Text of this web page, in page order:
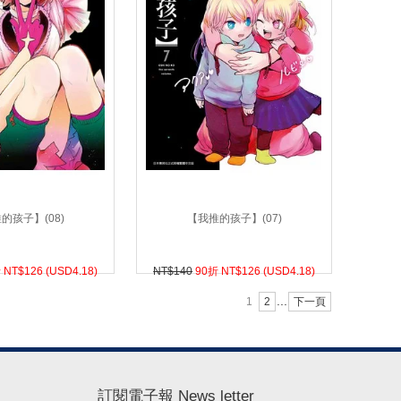
孩子】(08)
NT$126 (USD4.18)
【我推的孩子】(07)
NT$140 90折 NT$126 (USD4.18)
1 2 下一頁
訂閱電子報 News letter